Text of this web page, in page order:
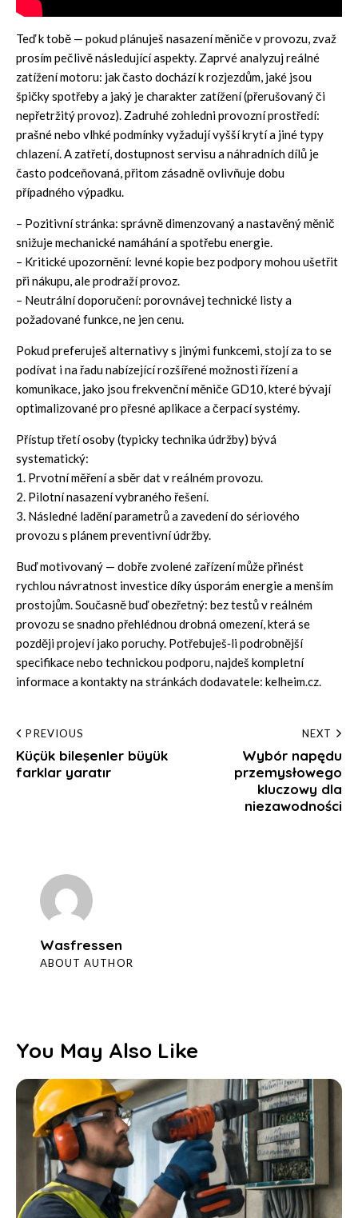
Teď k tobě — pokud plánuješ nasazení měniče v provozu, zvaž
prosím pečlivě následující aspekty. Zaprvé analyzuj reálné
zatížení motoru: jak často dochází k rozjezdům, jaké jsou
špičky spotřeby a jaký je charakter zatížení (přerušovaný či
nepřetržitý provoz). Zadruhé zohledni provozní prostředí:
prašné nebo vlhké podmínky vyžadují vyšší krytí a jiné typy
chlazení. A zatřetí, dostupnost servisu a náhradních dílů je
často podceňovaná, přitom zásadně ovlivňuje dobu
případného výpadku.
– Pozitivní stránka: správně dimenzovaný a nastavěný měnič
snižuje mechanické namáhání a spotřebu energie.
– Kritické upozornění: levné kopie bez podpory mohou ušetřit
při nákupu, ale prodraží provoz.
– Neutrální doporučení: porovnávej technické listy a
požadované funkce, ne jen cenu.
Pokud preferuješ alternativy s jinými funkcemi, stojí za to se
podívat i na řadu nabízející rozšířené možnosti řízení a
komunikace, jako jsoufrekvenční měniče GD10, které bývají
optimalizované pro přesné aplikace a čerpací systémy.
Přístup třetí osoby (typicky technika údržby) bývá
systematický:
1. Prvotní měření a sběr dat v reálném provozu.
2. Pilotní nasazení vybraného řešení.
3. Následné ladění parametrů a zavedení do sériového
provozu s plánem preventivní údržby.
Buď motivovaný — dobře zvolené zařízení může přinést
rychlou návratnost investice díky úsporám energie a menším
prostojům. Současně buď obezřetný: bez testů v reálném
provozu se snadno přehlédnou drobná omezení, která se
později projeví jako poruchy. Potřebuješ‑li podrobnější
specifikace nebo technickou podporu, najdeš kompletní
informace a kontakty na stránkách dodavatele: kelheim.cz.
Post
navigation
PREVIOUS
Küçük bileşenler büyük
farklar yaratır
NEXT
Wybór napędu
przemysłowego
kluczowy dla
niezawodności
Wasfressen
ABOUT AUTHOR
You May Also Like